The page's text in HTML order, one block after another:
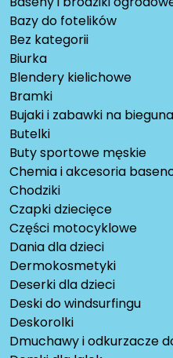
Bazy do fotelików
Bez kategorii
Biurka
Blendery kielichowe
Bramki
Bujaki i zabawki na
Butelki
Buty sportowe męskie
Chemia i akcesoria
Chodziki
Czapki dziecięce
Części motocyklowe
Dania dla dzieci
Dermokosmetyki
Deserki dla dzieci
Deski do windsurfingu
Deskorolki
Dmuchawy i odkurzacze